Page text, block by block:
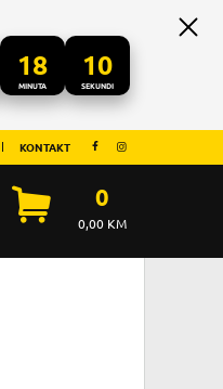
18
MINUTA
10
SEKUNDI
KONTAKT
0
0,00KM